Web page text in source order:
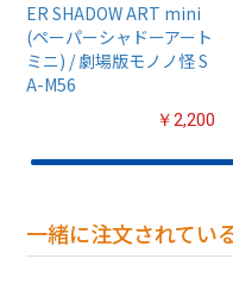
ER SHADOW ART mini
(ペーパーシャドーアート
ミニ) / 劇場版モノノ怪 S
A-M56
￥2,200
一緒に注文されてい